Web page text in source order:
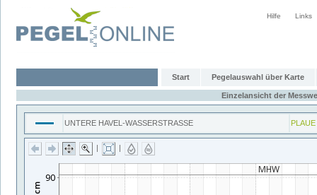
Hilfe Links
Start Pegelauswahl über Karte
Einzelansicht der
UNTERE HAVEL-WASSERSTRASSE
| |